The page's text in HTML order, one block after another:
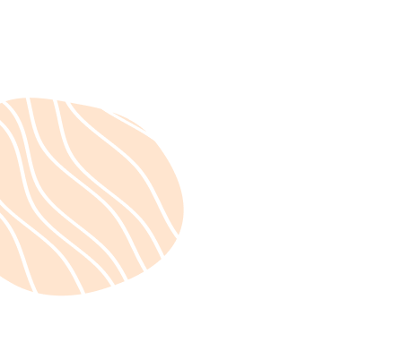
September 5, 2023
Ateliers découvertes à
BORDEAUX avec Melle
VIOLETTE le 26 & 27
septembre 2026